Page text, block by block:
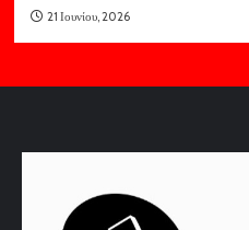
21 Ιουνίου, 2026